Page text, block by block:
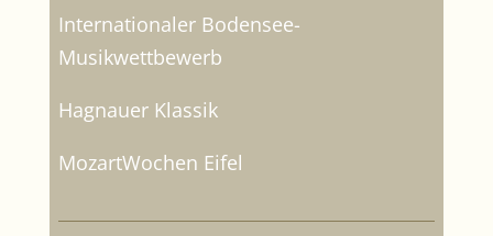
Internationaler Bodensee-
Musikwettbewerb
Hagnauer Klassik
MozartWochen Eifel